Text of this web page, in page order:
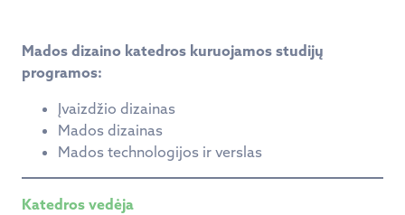
Mados dizaino katedros kuruojamos studijų
programos:
Įvaizdžio dizainas
Mados dizainas
Mados technologijos ir verslas
Katedros vedėja